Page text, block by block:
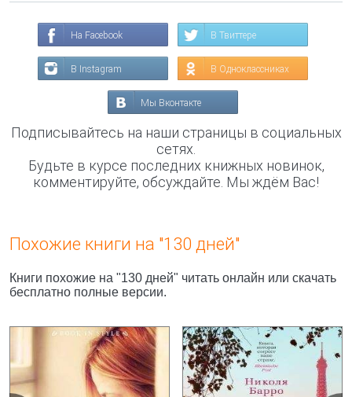
На Facebook В Твиттере
В Instagram В Одноклассниках
Мы Вконтакте
Подписывайтесь на наши страницы в социальных
сетях.
Будьте в курсе последних книжных новинок,
комментируйте, обсуждайте. Мы ждём Вас!
Похожие книги на "130 дней"
Книги похожие на "130 дней" читать онлайн или скачать
бесплатно полные версии.